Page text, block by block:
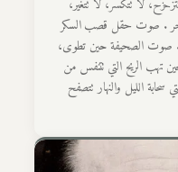
لا تتكسر، لا تتغير،
. صوت حقل قصب السكر
. صوت الصحيفة حين تطوى،
الريح التي تتنفس من
الليل والنهار تتصفح